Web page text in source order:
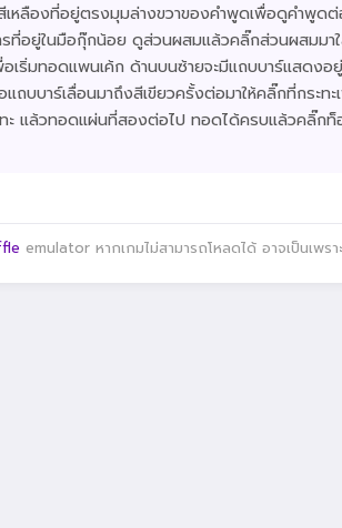
เหลืองที่อยู่ตรงมุมล่างขวาของคำพูดเพื่อดูคำพูด
ที่อยู่ในมือกุ๊กน้อย ดูส่วนผสมแล้วคลิ๊กส่วนผสมมา
ริ่มทอดแพนเค้ก ด้านบนซ้ายจะมีแถบบาร์แสดงอ
แถบบาร์เลื่อนมาถึงสีเขียวครั้งต่อมาให้คลิ๊กที่กระ
ทะ แล้วทอดแผ่นที่สองต่อไป ทอดได้ครบแล้วคลิ๊
emulator หากเกมไม่สามารถโหลดได้ อาจเป็นเพ